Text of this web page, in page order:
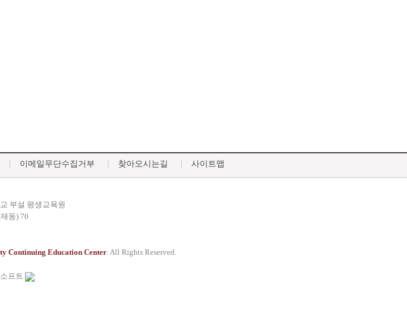
이메일무단수집거부 찾아오시는길 사이트맵
부설 평생교육원
동) 70
Continuing Education Center. All Rights Reserved.
프트